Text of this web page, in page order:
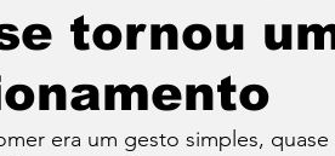
Mexicana Japonesa
tornou
era um gesto simples,